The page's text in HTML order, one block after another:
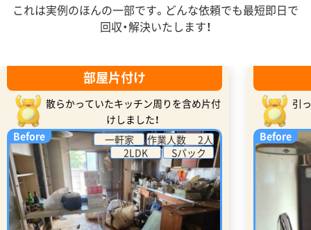
これは実例のほんの一部です。どんな依頼でも最短即日で
回収・解決いたします！
部屋片付け
散らかっていたキッチン周りを含め片付
けしました！
Before
一軒家
作業人数 2人
2LDK
Sパック
引
Before